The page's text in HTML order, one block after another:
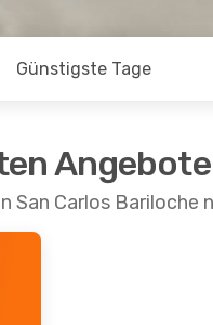
Günstigste Tage
Angebote
San Carlos Bariloche